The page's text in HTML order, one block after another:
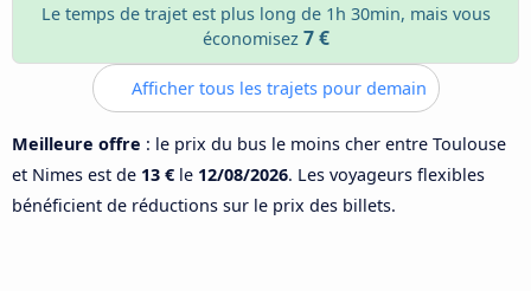
Le temps de trajet est plus long de 1h 30min, mais vous
économisez 7 €
Afficher tous les trajets pour demain
Meilleure offre : le prix du bus le moins cher entre Toulouse
et Nimes est de 13 € le 12/08/2026. Les voyageurs flexibles
bénéficient de réductions sur le prix des billets.